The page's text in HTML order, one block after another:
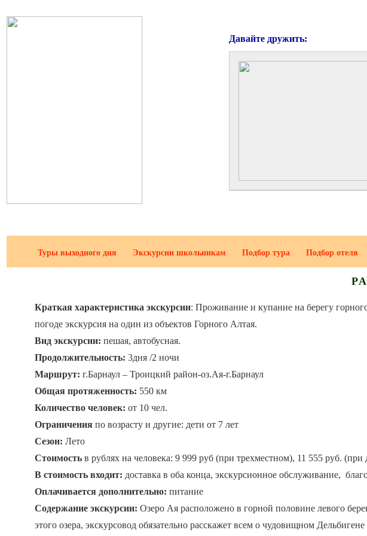
Давайте дружить:
Туры выходного дня Экскурсии школьникам Подбор тура Подбор отеля
Краткая характеристика экскурсии: Проживание и купание на берегу
погоде экскурсия на один из объектов Горного Алтая.
Вид экскурсии: пешая, автобусная.
Продолжительность: 3дня /2 ночи
Маршрут: г.Барнаул – Троицкий район-оз.Ая-г.Барнаул
Общая протяженность: 550 км
Количество человек: от 10 чел.
Ограничения по возрасту и другие: дети от 7 лет
Сезон: Лето
Стоимость в рублях на человека: 9 999 руб (при трехместном), 11 555 руб. (при
В стоимость входит: доставка в оба конца, экскурсионное обслуживание,
Оплачивается дополнительно: питание
Содержание экскурсии: Озеро Ая расположено в горной половине левого
этого озера, экскурсовод обязательно расскажет всем о чудовищном